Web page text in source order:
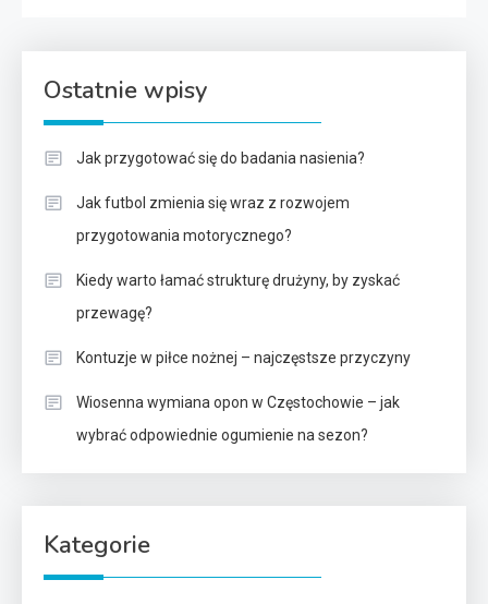
Ostatnie wpisy
Jak przygotować się do badania nasienia?
Jak futbol zmienia się wraz z rozwojem
przygotowania motorycznego?
Kiedy warto łamać strukturę drużyny, by zyskać
przewagę?
Kontuzje w piłce nożnej – najczęstsze przyczyny
Wiosenna wymiana opon w Częstochowie – jak
wybrać odpowiednie ogumienie na sezon?
Kategorie